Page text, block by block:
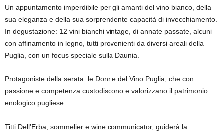
Un appuntamento imperdibile per gli amanti del vino bianco, della
sua eleganza e della sua sorprendente capacità di invecchiamento.
In degustazione: 12 vini bianchi vintage, di annate passate, alcuni
con affinamento in legno, tutti provenienti da diversi areali della
Puglia, con un focus speciale sulla Daunia.
Protagoniste della serata: le Donne del Vino Puglia, che con
passione e competenza custodiscono e valorizzano il patrimonio
enologico pugliese.
Titti Dell’Erba, sommelier e wine communicator, guiderà la